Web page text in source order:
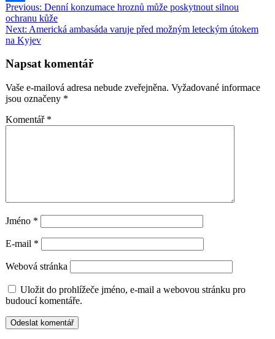
Share
Navigace
pro
příspěvek
Previous: Denní konzumace hroznů může poskytnout silnou
ochranu kůže
Next: Americká ambasáda varuje před možným leteckým útokem
na Kyjev
Napsat komentář
Vaše e-mailová adresa nebude zveřejněna. Vyžadované informace
jsou označeny *
Komentář *
Jméno *
E-mail *
Webová stránka
Uložit do prohlížeče jméno, e-mail a webovou stránku pro
budoucí komentáře.